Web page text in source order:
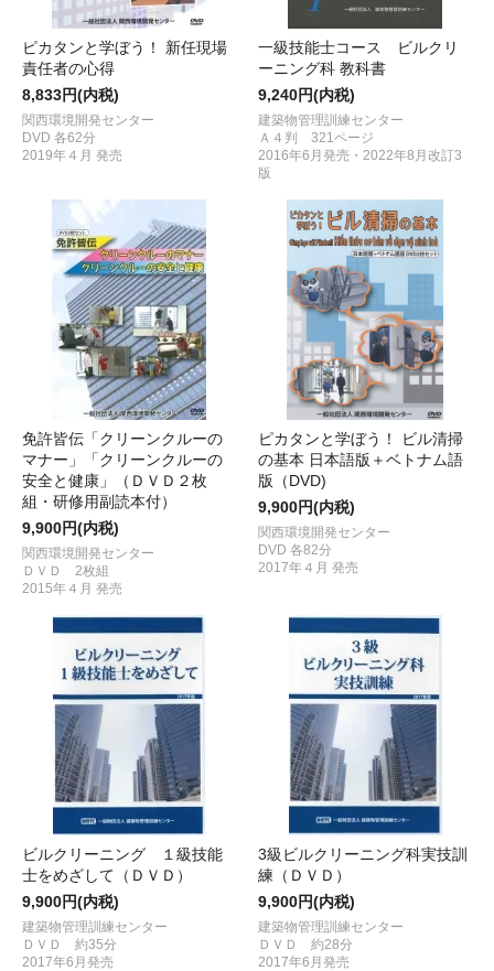
ピカタンと学ぼう！ 新任現場
責任者の心得
8,833円(内税)
関西環境開発センター
DVD 各62分
2019年４月 発売
一級技能士コース ビルクリ
ーニング科 教科書
9,240円(内税)
建築物管理訓練センター
Ａ４判 321ページ
2016年6月発売・2022年8月改訂3
版
免許皆伝「クリーンクルーの
マナー」「クリーンクルーの
安全と健康」（ＤＶＤ２枚
組・研修用副読本付）
9,900円(内税)
関西環境開発センター
ＤＶＤ 2枚組
2015年４月 発売
ピカタンと学ぼう！ ビル清掃
の基本 日本語版＋ベトナム語
版（DVD)
9,900円(内税)
関西環境開発センター
DVD 各82分
2017年４月 発売
ビルクリーニング １級技能
士をめざして（ＤＶＤ）
9,900円(内税)
建築物管理訓練センター
ＤＶＤ 約35分
2017年6月発売
3級ビルクリーニング科実技訓
練（ＤＶＤ）
9,900円(内税)
建築物管理訓練センター
ＤＶＤ 約28分
2017年6月発売